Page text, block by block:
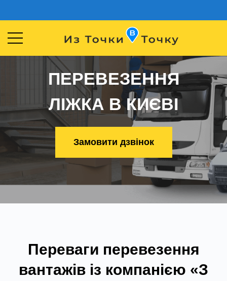
ПЕРЕВЕЗЕННЯ
ЛІЖКА В КИЄВІ
Замовити дзвінок
Переваги перевезення
вантажів із компанією «З